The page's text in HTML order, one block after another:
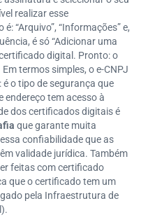
realizar esse
“Arquivo”, “Informações” e,
é só “Adicionar uma
digital. Pronto: o
termos simples, o e-CNPJ
o tipo de segurança que
endereço tem acesso à
dos certificados digitais é
que garante muita
confiabilidade que as
validade jurídica. Também
feitas com certificado
que o certificado tem um
pela Infraestrutura de